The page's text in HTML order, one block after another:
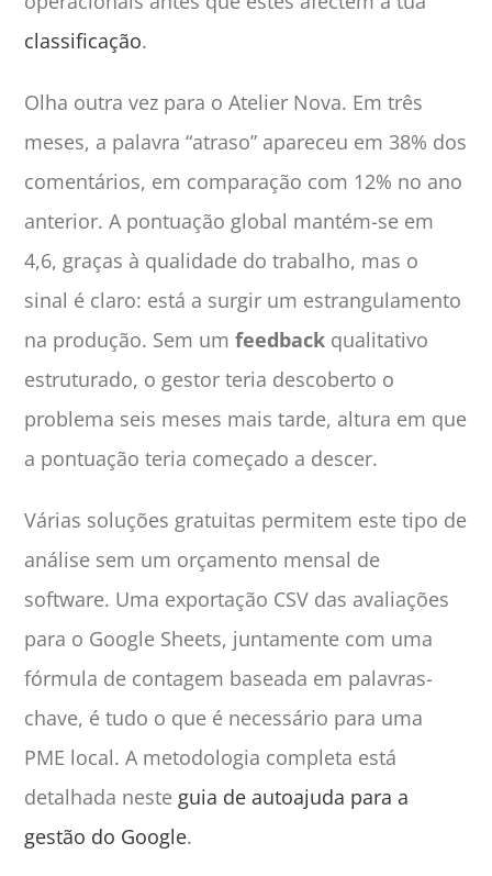
classificação.
Olha outra vez para o Atelier Nova. Em três
meses, a palavra “atraso” apareceu em 38% dos
comentários, em comparação com 12% no ano
anterior. A pontuação global mantém-se em
4,6, graças à qualidade do trabalho, mas o
sinal é claro: está a surgir um estrangulamento
na produção. Sem umfeedback qualitativo
estruturado, o gestor teria descoberto o
problema seis meses mais tarde, altura em que
a pontuação teria começado a descer.
Várias soluções gratuitas permitem este tipo de
análise sem um orçamento mensal de
software. Uma exportação CSV das avaliações
para o Google Sheets, juntamente com uma
fórmula de contagem baseada em palavras-
chave, é tudo o que é necessário para uma
PME local. A metodologia completa está
detalhada neste guia de autoajuda para a
gestão do Google.